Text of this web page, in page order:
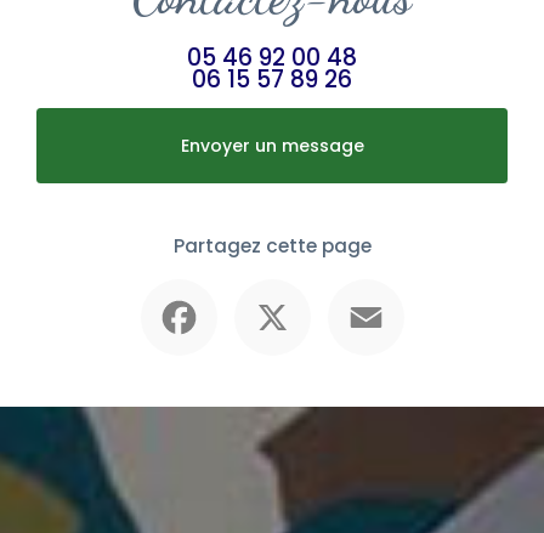
05 46 92 00 48
06 15 57 89 26
Envoyer un message
Partagez cette page